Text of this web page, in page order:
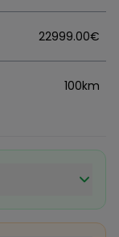
22999.00€
100km